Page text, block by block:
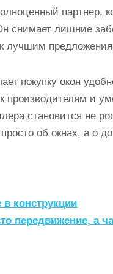
партнер,
снимает лишние
лучшим
покупку окон
производителям и
становится не
об окнах, а о
конструкции
передвижение, а